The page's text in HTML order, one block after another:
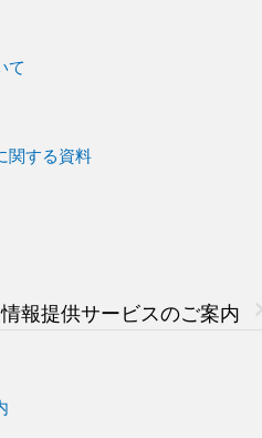
て
関する資料
報提供サービスのご案内